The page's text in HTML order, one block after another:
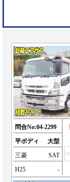
問合No:04-2299
平ボディ
大型
三菱
SAT
H25
-